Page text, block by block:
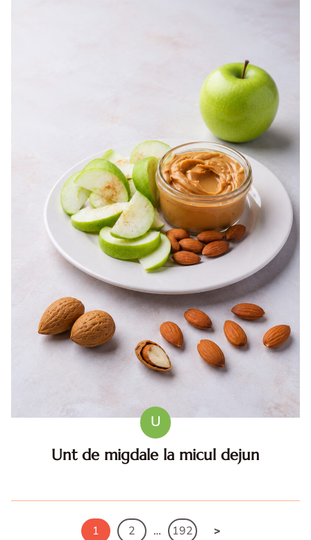
U
Unt de migdale la micul dejun
mananci dimineata ceva care sa te tina satul si concentrat
pana...
1 2 … 192